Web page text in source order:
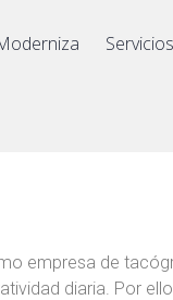
Servicios
empresa de
diaria. Por